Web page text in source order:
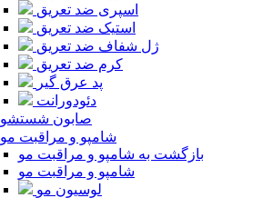
اسپری ضد تعریق
استیک ضد تعریق
ژل شفاف ضد تعریق
کرم ضد تعریق
پد عرق گیر
دئودورانت
صابون شستشو
شامپو و مراقبت مو
بازگشت به شامپو و مراقبت مو
شامپو و مراقبت مو
لوسیون مو